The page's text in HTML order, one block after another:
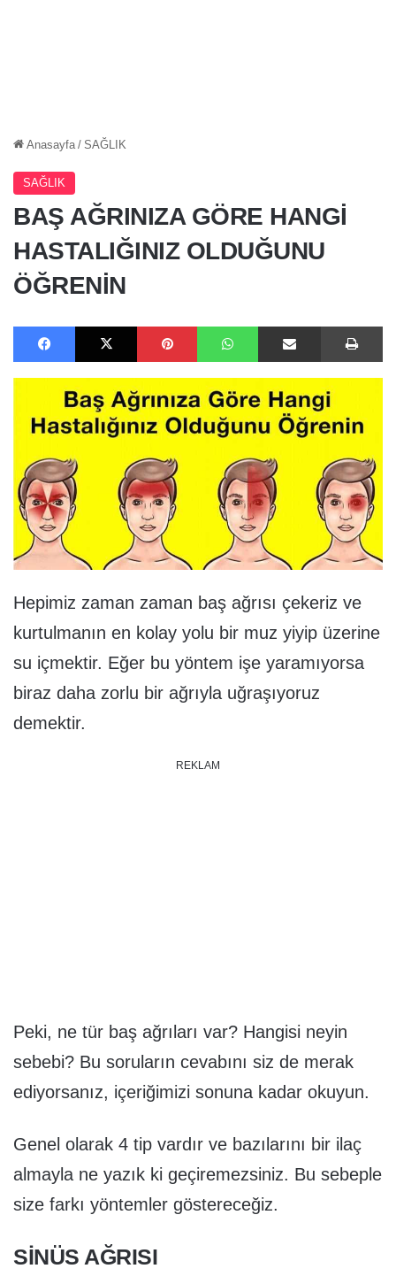
Anasayfa / SAĞLIK
SAĞLIK
BAŞ AĞRINIZA GÖRE HANGİ
HASTALIĞINIZ OLDUĞUNU
ÖĞRENİN
Facebook X Pinterest WhatsApp E-Posta ile paylaş
Hepimiz zaman zaman baş ağrısı çekeriz ve
kurtulmanın en kolay yolu bir muz yiyip üzerine
su içmektir. Eğer bu yöntem işe yaramıyorsa
biraz daha zorlu bir ağrıyla uğraşıyoruz
demektir.
REKLAM
Peki, ne tür baş ağrıları var? Hangisi neyin
sebebi? Bu soruların cevabını siz de merak
ediyorsanız, içeriğimizi sonuna kadar okuyun.
Genel olarak 4 tip vardır ve bazılarını bir ilaç
almayla ne yazık ki geçiremezsiniz. Bu sebeple
size farkı yöntemler göstereceğiz.
SINÜS AĞRISI